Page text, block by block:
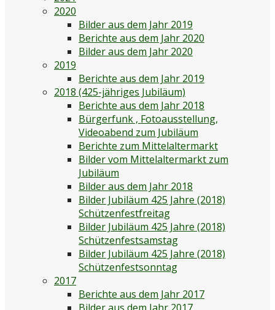
2020
Bilder aus dem Jahr 2019
Berichte aus dem Jahr 2020
Bilder aus dem Jahr 2020
2019
Berichte aus dem Jahr 2019
2018 (425-jähriges Jubiläum)
Berichte aus dem Jahr 2018
Bürgerfunk , Fotoausstellung,
Videoabend zum Jubiläum
Berichte zum Mittelaltermarkt
Bilder vom Mittelaltermarkt zum
Jubiläum
Bilder aus dem Jahr 2018
Bilder Jubiläum 425 Jahre (2018)
Schützenfestfreitag
Bilder Jubiläum 425 Jahre (2018)
Schützenfestsamstag
Bilder Jubiläum 425 Jahre (2018)
Schützenfestsonntag
2017
Berichte aus dem Jahr 2017